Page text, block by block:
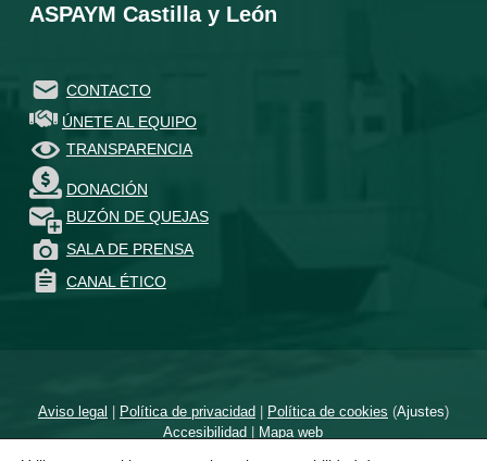
ASPAYM Castilla y León
CONTACTO
ÚNETE AL EQUIPO
TRANSPARENCIA
DONACIÓN
BUZÓN DE QUEJAS
SALA DE PRENSA
CANAL ÉTICO
Aviso legal | Política de privacidad| Política de cookies (Ajustes)
Accesibilidad | Mapa web